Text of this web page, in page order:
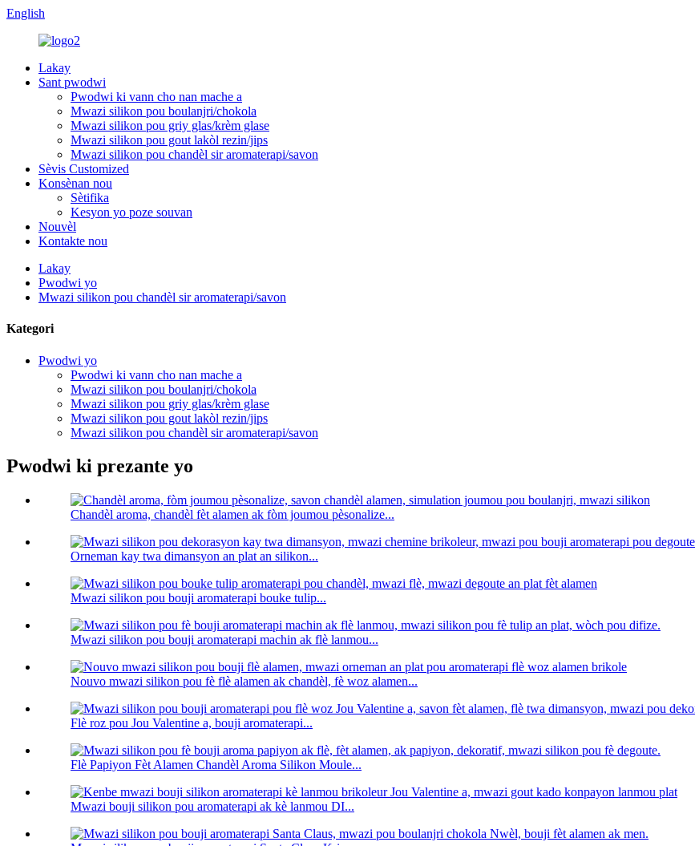
English
Lakay
Sant pwodwi
Pwodwi ki vann cho nan mache a
Mwazi silikon pou boulanjri/chokola
Mwazi silikon pou griy glas/krèm glase
Mwazi silikon pou gout lakòl rezin/jips
Mwazi silikon pou chandèl sir aromaterapi/savon
Sèvis Customized
Konsènan nou
Sètifika
Kesyon yo poze souvan
Nouvèl
Kontakte nou
Lakay
Pwodwi yo
Mwazi silikon pou chandèl sir aromaterapi/savon
Kategori
Pwodwi yo
Pwodwi ki vann cho nan mache a
Mwazi silikon pou boulanjri/chokola
Mwazi silikon pou griy glas/krèm glase
Mwazi silikon pou gout lakòl rezin/jips
Mwazi silikon pou chandèl sir aromaterapi/savon
Pwodwi ki prezante yo
Chandèl aroma, chandèl fèt alamen ak fòm joumou pèsonalize...
Orneman kay twa dimansyon an plat an silikon...
Mwazi silikon pou bouji aromaterapi bouke tulip...
Mwazi silikon pou bouji aromaterapi machin ak flè lanmou...
Nouvo mwazi silikon pou fè flè alamen ak chandèl, fè woz alamen...
Flè roz pou Jou Valentine a, bouji aromaterapi...
Flè Papiyon Fèt Alamen Chandèl Aroma Silikon Moule...
Mwazi bouji silikon pou aromaterapi ak kè lanmou DI...